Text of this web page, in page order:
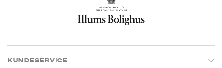
KUNDESERVICE